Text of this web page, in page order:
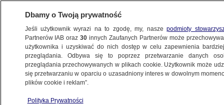
POLSKA
Dbamy o Twoją prywatność
Jeśli użytkownik wyrazi na to zgodę, my, naszepodmioty
Partnerów IAB oraz30 innych Zaufanych Partnerów może
użytkownika i uzyskiwać do nich dostęp w celu zapewnienia
przeglądania. Odbywa się to poprzez przetwarzanie danych
przeglądania przechowywanych w plikach cookie. Użytkownik może
się przetwarzaniu w oparciu o uzasadniony interes w dowolnym
plików cookie i reklam”.
Polityka Prywatności